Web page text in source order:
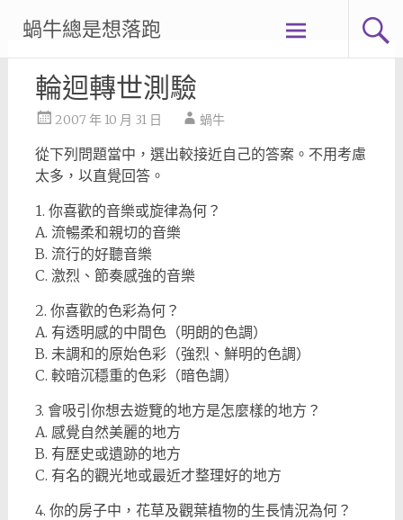
content
蝸牛總是想落跑
輪迴轉世測驗
2007 年 10 月 31 日 蝸牛
從下列問題當中，選出較接近自己的答案。不用考慮
太多，以直覺回答。
1. 你喜歡的音樂或旋律為何？
A. 流暢柔和親切的音樂
B. 流行的好聽音樂
C. 激烈、節奏感強的音樂
2. 你喜歡的色彩為何？
A. 有透明感的中間色（明朗的色調）
B. 未調和的原始色彩（強烈、鮮明的色調）
C. 較暗沉穩重的色彩（暗色調）
3. 會吸引你想去遊覽的地方是怎麼樣的地方？
A. 感覺自然美麗的地方
B. 有歷史或遺跡的地方
C. 有名的觀光地或最近才整理好的地方
4. 你的房子中，花草及觀葉植物的生長情況為何？